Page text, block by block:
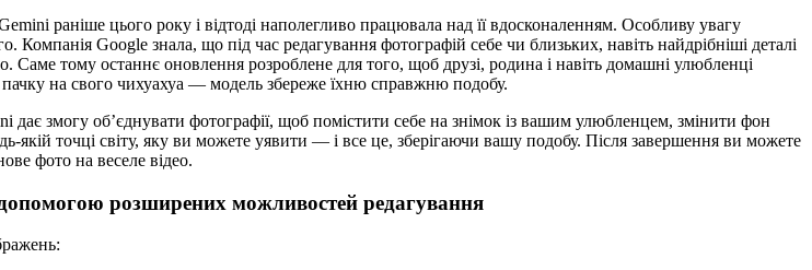
раніше цього року і відтоді наполегливо працювала над її вдосконаленням. Особливу увагу
Google знала, що під час редагування фотографій себе чи близьких, навіть найдрібніші деталі
тому останнє оновлення розроблене для того, щоб друзі, родина і навіть домашні улюбленці
на свого чихуахуа — модель збереже їхню справжню подобу.
змогу об’єднувати фотографії, щоб помістити себе на знімок із вашим улюбленцем, змінити фон
якій точці світу, яку ви можете уявити — і все це, зберігаючи вашу подобу. Після завершення ви можете
фото на веселе відео.
розширених можливостей редагування